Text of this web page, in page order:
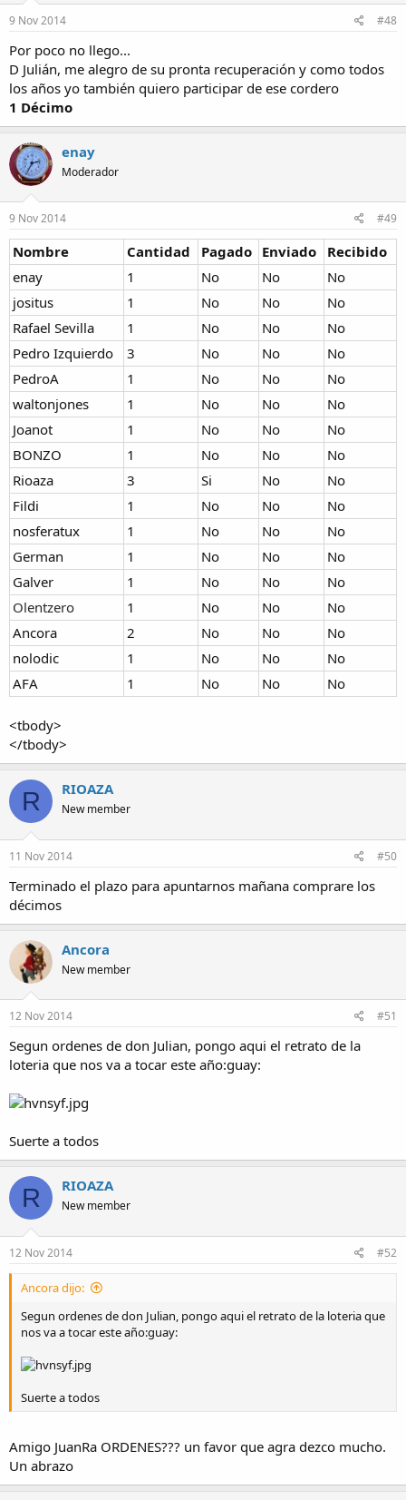
9 Nov 2014 #48
Por poco no llego...
D Julián, me alegro de su pronta recuperación y como todos
los años yo también quiero participar de ese cordero
1 Décimo
enay
Moderador
9 Nov 2014 #49
Nombre Cantidad Pagado Enviado
Recibido
enay
1 No No
No
jositus
1 No No
No
Rafael Sevilla
1 No No
No
Pedro Izquierdo
3 No No
No
PedroA
1 No No
No
waltonjones
1 No No
No
Joanot
1 No No
No
BONZO
1 No No
No
Rioaza
3 Si No
No
Fildi
1 No No
No
nosferatux
1 No No
No
German
1 No No
No
Galver
1 No No
No
Olentzero
1 No No
No
Ancora
2 No No
No
nolodic
1 No No
No
AFA
1 No No No
<tbody>
</tbody>
R RIOAZA
New member
11 Nov 2014 #50
Terminado el plazo para apuntarnos mañana comprare los
décimos
Ancora
New member
12 Nov 2014 #51
Segun ordenes de don Julian, pongo aqui el retrato de la
loteria que nos va a tocar este año:guay:
Suerte a todos
R RIOAZA
New member
12 Nov 2014 #52
Ancora dijo:
Segun ordenes de don Julian, pongo aqui el retrato de la loteria que
nos va a tocar este año:guay:
Suerte a todos
Amigo JuanRa ORDENES??? un favor que agra dezco mucho.
Un abrazo